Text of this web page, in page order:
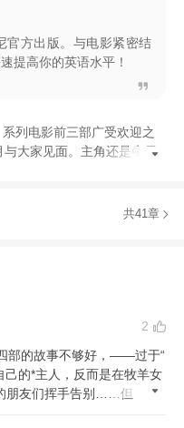
官方出版。与电影紧密结
提高你的英语水平！
系列电影前三部广受欢迎之
与大家见面。 主角还是牛仔
共41章
2
部的故事不够好， ——过于“
的*主人 ， 反而是在牧羊女
朋友们挥手告别 但